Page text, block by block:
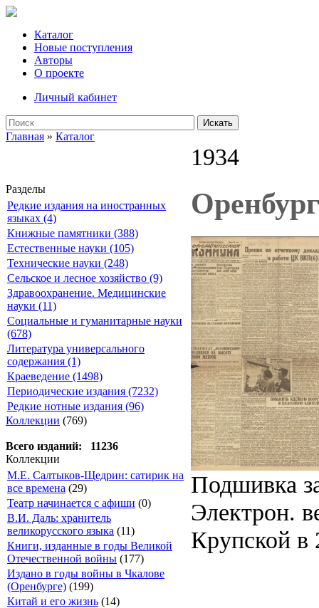
Каталог
Новые поступления
Авторы
О проекте
Личный кабинет
Искать
Главная » Каталог
Разделы
Редкие издания на иностранных
языках (4)
Книжные памятники (388)
Естественные науки (105)
Технические науки (248)
Сельское и лесное хозяйство (9)
Здравоохранение. Медицинские
науки (11)
Социальные и гуманитарные науки
(678)
Литература универсального
содержания (1)
Краеведение (1498)
Периодические издания (7232)
Редкие нотные издания (96)
Коллекции (769)
Всего изданий: 11236
Коллекции
М.Е. Салтыков-Щедрин: сатирик на
все времена (29)
Театр начинается с афиши (0)
В.И. Даль: хранитель
великорусского языка (11)
Книги, изданные в годы Великой
Отечественной войны (177)
Издано в годы войны в Чкалове
(Оренбурге) (199)
Китай и его жизнь (14)
1934
Подшивка
Электрон.
Крупской в